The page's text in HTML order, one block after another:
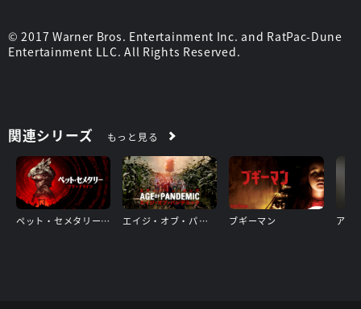
© 2017 Warner Bros. Entertainment Inc. and RatPac-Dune
Entertainment LLC. All Rights Reserved.
関連シリーズ もっと見る
ペット・セメタリー: ブラッドライン エイジ・オブ・パンデミック ブギーマン アウ